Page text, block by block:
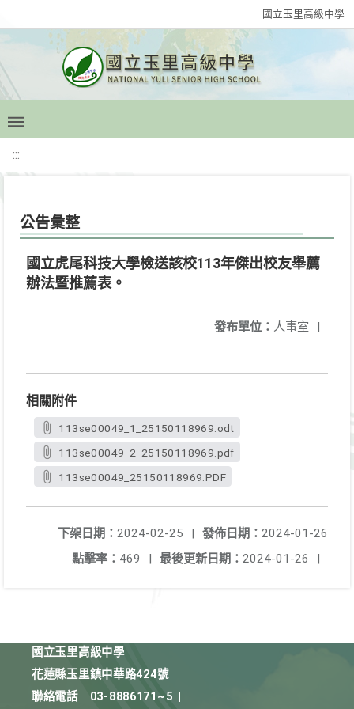
國立玉里高級中學
:::
公告彙整
國立虎尾科技大學檢送該校113年傑出校友舉薦
辦法暨推薦表。
發布單位： 人事室 |
相關附件
113se00049_1_25150118969.odt
113se00049_2_25150118969.pdf
113se00049_25150118969.PDF
發佈日期： 2024-01-26
下架日期： 2024-02-25
|
最後更新日期： 2024-01-26 |
點擊率： 469 |
國立玉里高級中學
花蓮縣玉里鎮中華路424號
聯絡電話
03-8886171~5